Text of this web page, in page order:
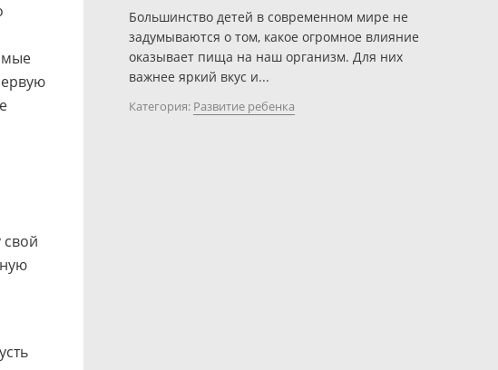
Большинство детей в современном мире не
задумываются о том, какое огромное влияние
оказывает пища на наш организм. Для них
важнее яркий вкус и...
Категория: Развитие ребенка